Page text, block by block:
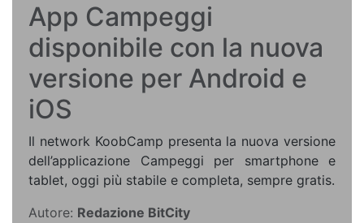
App Campeggi
disponibile con la nuova
versione per Android e
iOS
Il network KoobCamp presenta la nuova versione
dell’applicazione Campeggi per smartphone e
tablet, oggi più stabile e completa, sempre gratis.
Autore: Redazione BitCity